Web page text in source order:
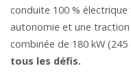
conduite 100 %
autonomie et une traction
combinée de 180 kW (245
tous les défis.